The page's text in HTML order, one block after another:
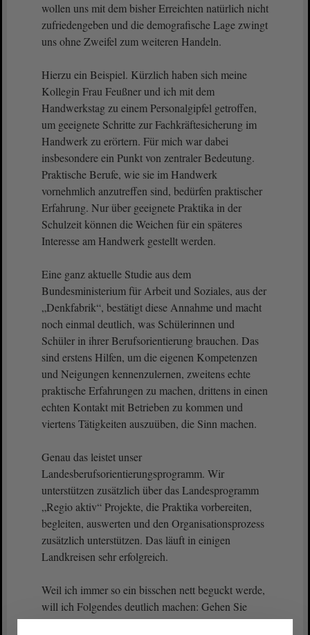
wollen uns mit dem bisher Erreichten natürlich nicht
zufriedengeben und die demografische Lage zwingt
uns ohne Zweifel zum weiteren Handeln.
Hierzu ein Beispiel. Kürzlich haben sich meine
Kollegin Frau Feußner und ich mit dem
Handwerkstag zu einem Personalgipfel getroffen,
um geeignete Schritte zur Fachkräftesicherung im
Handwerk zu erörtern. Für mich war dabei
insbesondere ein Punkt von zentraler Bedeutung.
Praktische Berufe, wie sie im Handwerk
vornehmlich anzutreffen sind, bedürfen praktischer
Erfahrung. Nur über geeignete Praktika in der
Schulzeit können die Weichen für ein späteres
Interesse am Handwerk gestellt werden.
Eine ganz aktuelle Studie aus dem
Bundesministerium für Arbeit und Soziales, aus der
„Denkfabrik“, bestätigt diese Annahme und macht
noch einmal deutlich, was Schülerinnen und
Schüler in ihrer Berufsorientierung brauchen. Das
sind erstens Hilfen, um die eigenen Kompetenzen
und Neigungen kennenzulernen, zweitens echte
praktische Erfahrungen zu machen, drittens in einen
echten Kontakt mit Betrieben zu kommen und
viertens Tätigkeiten auszuüben, die Sinn machen.
Genau das leistet unser
Landesberufsorientierungsprogramm. Wir
unterstützen zusätzlich über das Landesprogramm
„Regio aktiv“ Projekte, die Praktika vorbereiten,
begleiten, auswerten und den Organisationsprozess
zusätzlich unterstützen. Das läuft in einigen
Landkreisen sehr erfolgreich.
Weil ich immer so ein bisschen nett beguckt werde,
will ich Folgendes deutlich machen: Gehen Sie
einmal zur Kreishandwerkerschaft in den Harz.